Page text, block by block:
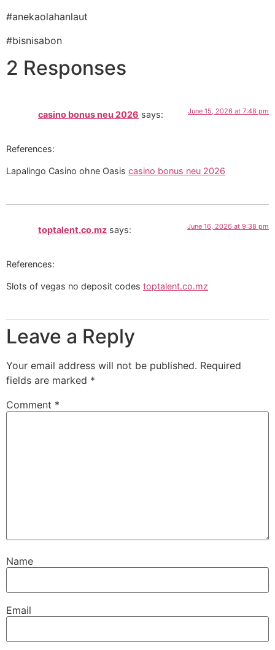
#anekaolahanlaut
#bisnisabon
2 Responses
casino bonus neu 2026 says: June 15, 2026 at 7:48 pm
References:
Lapalingo Casino ohne Oasis casino bonus neu 2026
toptalent.co.mz says: June 16, 2026 at 9:38 pm
References:
Slots of vegas no deposit codes toptalent.co.mz
Leave a Reply
Your email address will not be published. Required
fields are marked *
Comment *
Name
Email